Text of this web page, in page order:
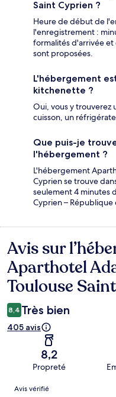
Saint Cyprien ?
Heure de début de
l'enregistrement :
formalités d'arrivée
sont proposées.
L'hébergement
kitchenette ?
Oui, vous y trouverez
cuisson, un
Que puis-je
l'hébergement ?
L'hébergement
Cyprien se trouve
seulement 4 minutes
Cyprien – République
Avis
Avis sur
Aparthotel
Toulouse
8,4 Très bien
405 avis
8,2
Propreté
Avis
Avis vérifié